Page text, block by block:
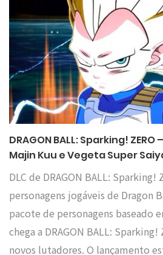
DRAGON BALL: Sparking!
Majin Kuu e Vegeta Super
DLC de DRAGON BALL: Sparking!
personagens jogáveis de Dragon
pacote de personagens baseado
chega a DRAGON BALL:
novos lutadores. O lançamento